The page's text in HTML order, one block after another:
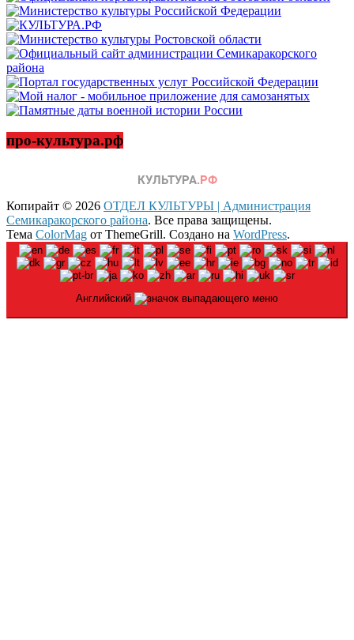
про-культура.рф
Копирайт © 2026 ОТДЕЛ КУЛЬТУРЫ | Администрация
Семикаракорского района. Все права защищены.
Тема ColorMag от ThemeGrill. Создано на WordPress.
Английский